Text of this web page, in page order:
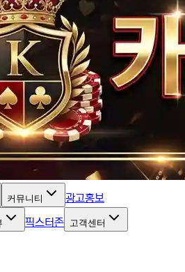
커뮤니티 광고홍보
픽스터존 고객센터